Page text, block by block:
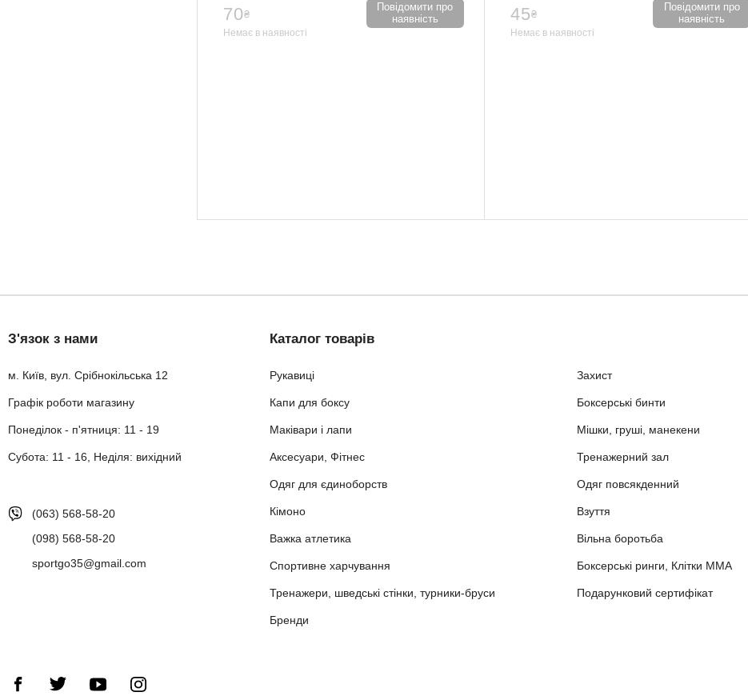
70₴
Немає в наявності
Повідомити про
наявність
45₴
Немає в наявності
Повідомити про
наявність
З'язок з нами
м. Київ, вул. Срібнокільська 12
Графік роботи магазину
Понеділок - п'ятниця: 11 - 19
Субота: 11 - 16, Неділя: вихідний
(063) 568-58-20
(098) 568-58-20
sportgo35@gmail.com
Каталог товарів
Рукавиці Захист
Капи для боксу Боксерські бинти
Маківари і лапи Мішки, груші, манекени
Аксесуари, Фітнес Тренажерний зал
Одяг для єдиноборств Одяг повсякденний
Кімоно Взуття
Важка атлетика Вільна боротьба
Спортивне харчування Боксерські ринги, Клітки ММА
Тренажери, шведські стінки, турники-бруси Подарунковий сертифікат
Бренди